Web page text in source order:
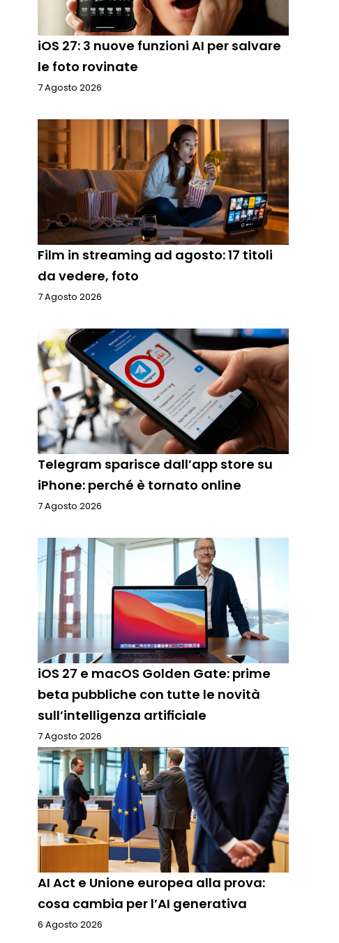
iOS 27: 3 nuove funzioni AI per salvare
le foto rovinate
7 Agosto 2026
Film in streaming ad agosto: 17 titoli
da vedere, foto
7 Agosto 2026
Telegram sparisce dall’app store su
iPhone: perché è tornato online
7 Agosto 2026
iOS 27 e macOS Golden Gate: prime
beta pubbliche con tutte le novità
sull’intelligenza artificiale
7 Agosto 2026
AI Act e Unione europea alla prova:
cosa cambia per l’AI generativa
6 Agosto 2026